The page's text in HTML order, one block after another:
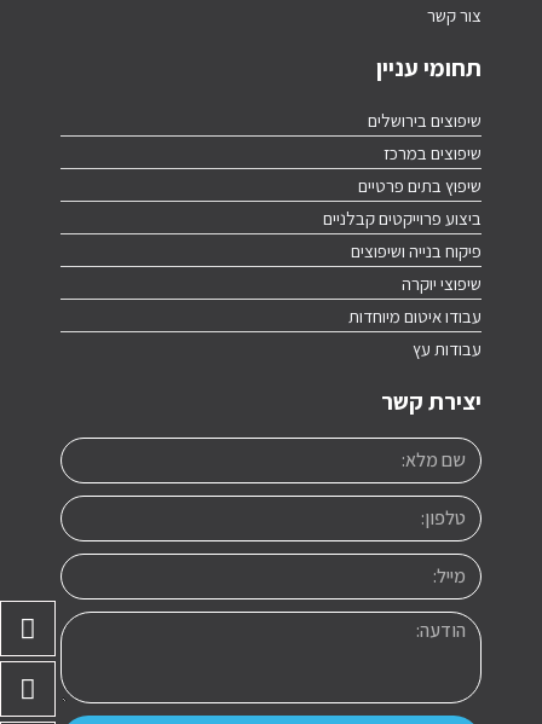
צור קשר
תחומי עניין
שיפוצים בירושלים
שיפוצים במרכז
שיפוץ בתים פרטיים
ביצוע פרוייקטים קבלניים
פיקוח בנייה ושיפוצים
שיפוצי יוקרה
עבודו איטום מיוחדות
עבודות עץ
יצירת קשר